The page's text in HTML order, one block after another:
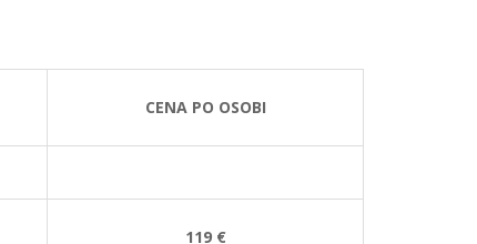
CENA PO OSOBI
119 €